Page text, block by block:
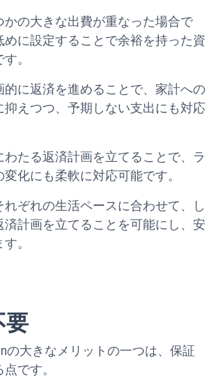
かの大きな出費が重なった場合で
めに設定することで余裕を持った資
。
的に返済を進めることで、家計への
抑えつつ、予期しない支出にも対応
わたる返済計画を立てることで、ラ
化にも柔軟に対応可能です。
れぞれの生活ペースに合わせて、し
済計画を立てることを可能にし、安
。
要
の大きなメリットの一つは、保証
です。